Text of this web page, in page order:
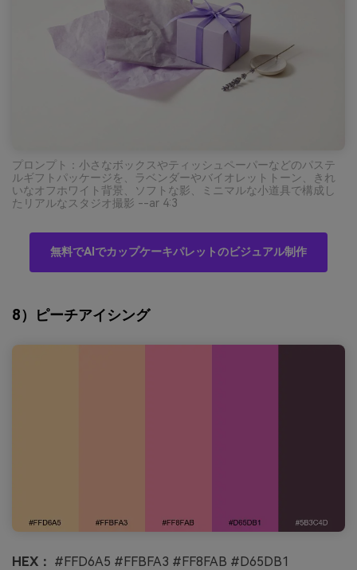
プロンプト：小さなボックスやティッシュペーパーなどのパステ
ルギフトパッケージを、ラベンダーやバイオレットトーン、きれ
いなオフホワイト背景、ソフトな影、ミニマルな小道具で構成し
たリアルなスタジオ撮影 --ar 4:3
無料でAIでカップケーキパレットのビジュアル制作
8）ピーチアイシング
HEX： #FFD6A5 #FFBFA3 #FF8FAB #D65DB1